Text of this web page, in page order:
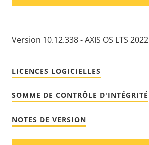
Version 10.12.338 - AXIS OS LTS 2022
LICENCES LOGICIELLES
SOMME DE CONTRÔLE D'INTÉGRITÉ
NOTES DE VERSION